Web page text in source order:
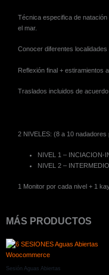
Técnica especifica de
el mar.
Conocer diferentes localidades
Reflexión final + estiramientos
Traslados incluidos de acuerdo
2 NIVELES: (8 a 10 nadadores
NIVEL 1 – INCIACION-
NIVEL 2 –
1 Monitor por cada nivel + 1
MÁS PRODUCTOS
Sesión Aguas Abiertas